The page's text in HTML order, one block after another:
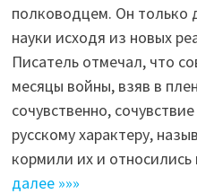
полководцем. Он
науки исходя из новых
Писатель отмечал, что
месяцы войны, взяв в
сочувственно,
русскому характеру,
кормили их и
далее »»»